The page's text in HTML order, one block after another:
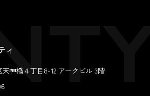
ィ
神橋４丁目8-12 アークビル 3階